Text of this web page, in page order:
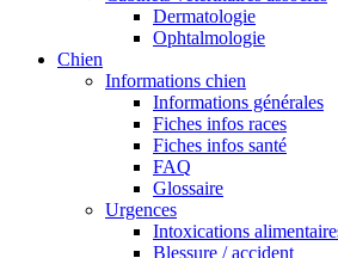
Dermatologie
Ophtalmologie
Chien
Informations chien
Informations générales
Fiches infos races
Fiches infos santé
FAQ
Glossaire
Urgences
Intoxications
Blessure / accident